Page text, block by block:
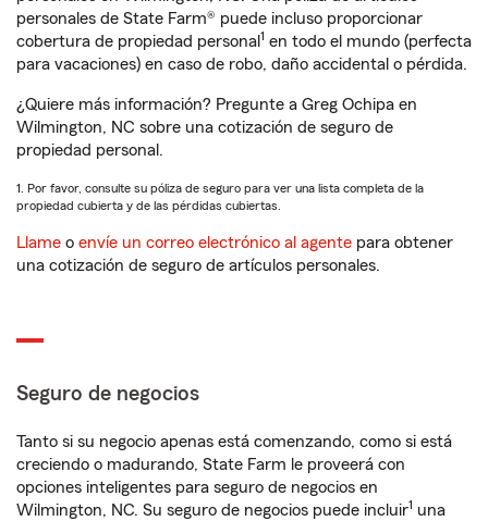
personales de State Farm® puede incluso proporcionar
cobertura de propiedad personal 1 en todo el mundo (perfecta
para vacaciones) en caso de robo, daño accidental o pérdida.
¿Quiere más información? Pregunte a Greg Ochipa en
Wilmington, NC sobre una cotización de seguro de
propiedad personal.
1. Por favor, consulte su póliza de seguro para ver una lista completa de la
propiedad cubierta y de las pérdidas cubiertas.
Llame o envíe un correo electrónico al agente para obtener
una cotización de seguro de artículos personales.
Seguro de negocios
Tanto si su negocio apenas está comenzando, como si está
creciendo o madurando, State Farm le proveerá con
opciones inteligentes para seguro de negocios en
Wilmington, NC. Su seguro de negocios puede incluir1 una